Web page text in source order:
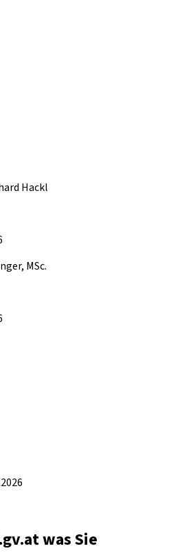
Hackl
MSc.
was Sie